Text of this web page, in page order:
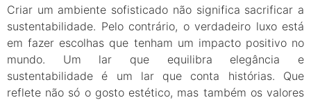
Criar um ambiente sofisticado não significa sacrificar a
sustentabilidade. Pelo contrário, o verdadeiro luxo está
em fazer escolhas que tenham um impacto positivo no
mundo. Um lar que equilibra elegância e
sustentabilidade é um lar que conta histórias. Que
reflete não só o gosto estético, mas também os valores